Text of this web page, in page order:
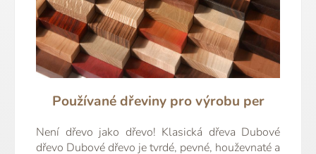
Používané dřeviny pro výrobu per
Není dřevo jako dřevo! Klasická dřeva Dubové
dřevo Dubové dřevo je tvrdé, pevné, houževnaté a